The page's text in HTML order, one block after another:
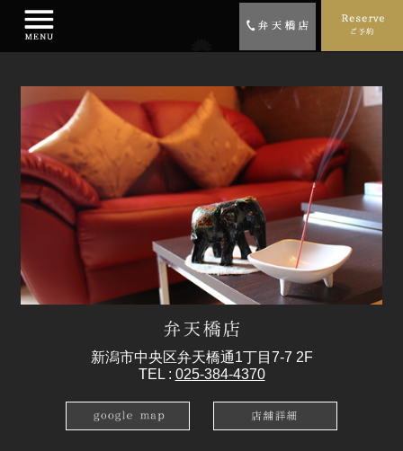
新潟市中央区弁天橋通1丁目7-7 2F
TEL : 025-384-4370